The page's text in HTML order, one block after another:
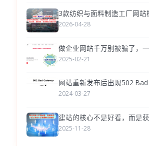
3款纺织与面料制造工厂网站
2026-04-28
做企业网站千万别被骗了，
2025-02-21
网站重新发布后出现502 Bad
2024-03-27
建站的核心不是好看，而是
2025-11-28